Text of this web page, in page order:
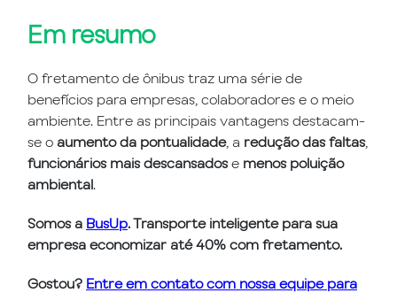
Em resumo
O fretamento de ônibus traz uma série de
benefícios para empresas, colaboradores e o meio
ambiente. Entre as principais vantagens destacam-
se o aumento da pontualidade, a redução das faltas,
funcionários mais descansadose menos poluição
ambiental.
Somos a BusUp. Transporte inteligente para sua
empresa economizar até 40% com fretamento.
Gostou? Entre em contato com nossa equipe para